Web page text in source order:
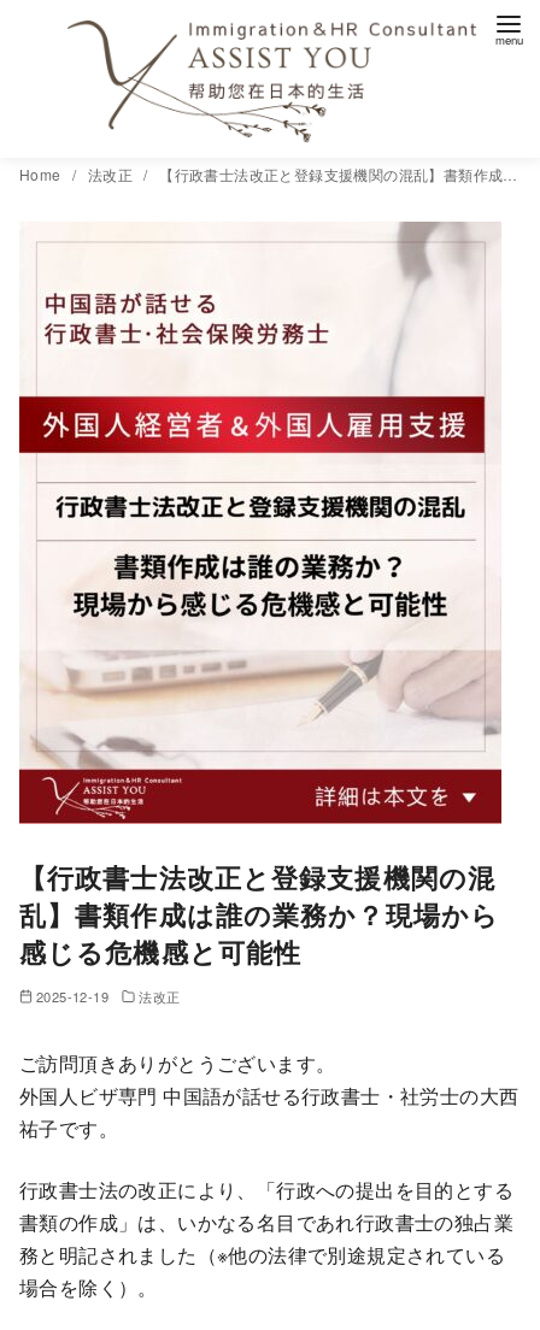
Home 法改正 【行政書士法改正と登録支援機関の混乱】書類作成は誰の業務か？現場から感じる危機感と可能性
【行政書士法改正と登録支援機関の混
乱】書類作成は誰の業務か？現場から
感じる危機感と可能性
2025-12-19 法改正
ご訪問頂きありがとうございます。
外国人ビザ専門 中国語が話せる行政書士・社労士の大西
祐子です。
行政書士法の改正により、「行政への提出を目的とする
書類の作成」は、いかなる名目であれ行政書士の独占業
務と明記されました（※他の法律で別途規定されている
場合を除く）。